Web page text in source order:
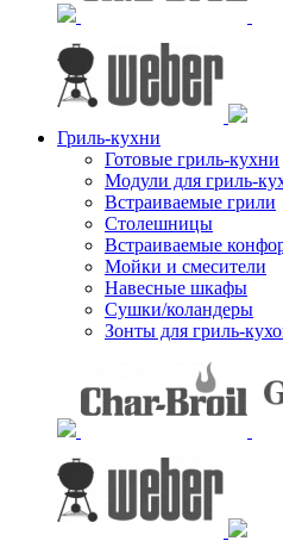
Гриль-кухни
Готовые гриль-кухни
Модули для гриль-
Встраиваемые грили
Столешницы
Встраиваемые
Мойки и смесители
Навесные шкафы
Сушки/коландеры
Зонты для гриль-